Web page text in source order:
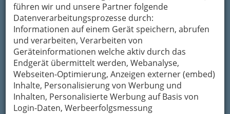
führen wir und unsere Partner folgende
Datenverarbeitungsprozesse durch:
Informationen auf einem Gerät speichern, abrufen
und verarbeiten, Verarbeiten von
Geräteinformationen welche aktiv durch das
Endgerät übermittelt werden, Webanalyse,
Webseiten-Optimierung, Anzeigen externer (embed)
Inhalte, Personalisierung von Werbung und
Inhalten, Personalisierte Werbung auf Basis von
Login-Daten, Werbeerfolgsmessung
So gliedert die WKO